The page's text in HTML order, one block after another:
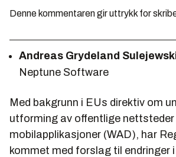
Denne kommentaren gir uttrykk for
Andreas Grydeland
Neptune Software
Med bakgrunn i EUs direktiv om
utforming av offentlige
mobilapplikasjoner (WAD), har
kommet med forslag til endringer